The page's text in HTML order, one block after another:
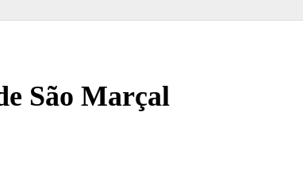
São Marçal